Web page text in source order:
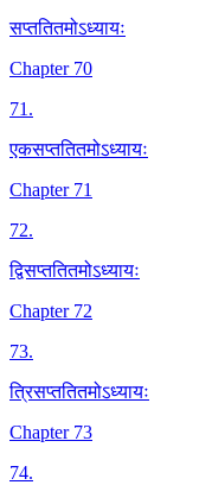
सप्ततितमोऽध्यायः
Chapter 70
71.
एकसप्ततितमोऽध्यायः
Chapter 71
72.
द्विसप्ततितमोऽध्यायः
Chapter 72
73.
त्रिसप्ततितमोऽध्यायः
Chapter 73
74.